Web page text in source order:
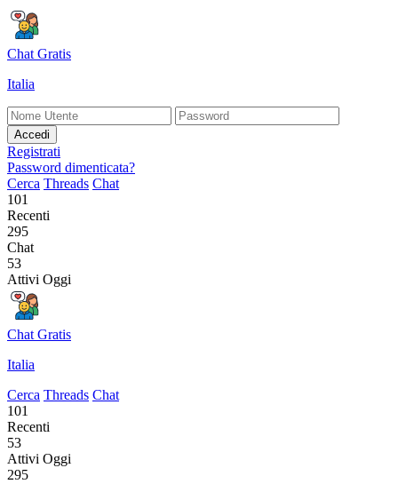
Chat Gratis
Italia
Accedi
Registrati
Password dimenticata?
Cerca Threads Chat
101
Recenti
295
Chat
53
Attivi Oggi
Chat Gratis
Italia
Cerca Threads Chat
101
Recenti
53
Attivi Oggi
295